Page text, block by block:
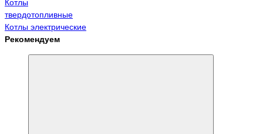
Котлы
твердотопливные
Котлы электрические
Рекомендуем